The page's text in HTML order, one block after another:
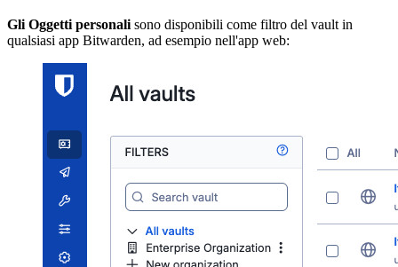
Gli Oggetti personali sono disponibili come filtro del vault in
qualsiasi app Bitwarden, ad esempio nell'app web: